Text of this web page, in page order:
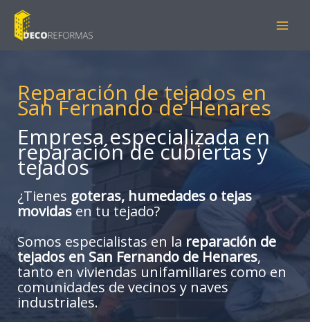
contenido
Reparación de tejados en
San Fernando de Henares
Empresa especializada en
reparación de cubiertas y
tejados
¿Tienes goteras, humedades o tejas
movidasen tu tejado?
Somos especialistas en la reparación de
tejados en San Fernando de Henares,
tanto en viviendas unifamiliares como en
comunidades de vecinos y naves
industriales.